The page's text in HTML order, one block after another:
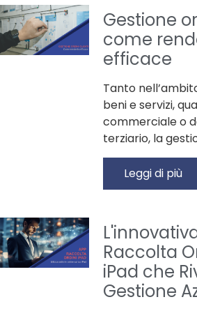
Gestione
come
efficace
Tanto
beni e servizi,
commerciale o
terziario, la
Leggi di più
Raccolta
iPad che
Gestione